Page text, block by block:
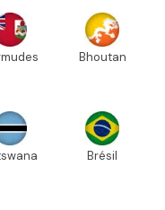
Bhoutan
Brésil